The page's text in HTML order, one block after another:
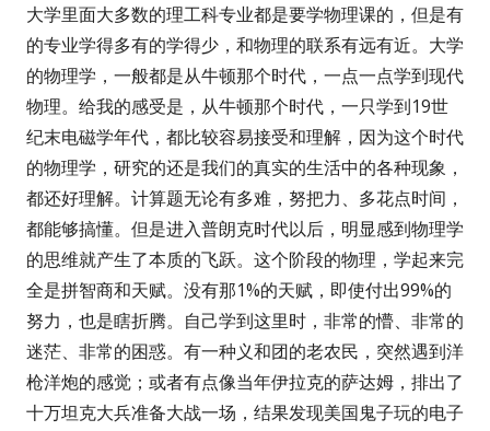
大学里面大多数的理工科专业都是要学物理课的，但是有
的专业学得多有的学得少，和物理的联系有远有近。大学
的物理学，一般都是从牛顿那个时代，一点一点学到现代
物理。给我的感受是，从牛顿那个时代，一只学到19世
纪末电磁学年代，都比较容易接受和理解，因为这个时代
的物理学，研究的还是我们的真实的生活中的各种现象，
都还好理解。计算题无论有多难，努把力、多花点时间，
都能够搞懂。但是进入普朗克时代以后，明显感到物理学
的思维就产生了本质的飞跃。这个阶段的物理，学起来完
全是拼智商和天赋。没有那1%的天赋，即使付出99%的
努力，也是瞎折腾。自己学到这里时，非常的懵、非常的
迷茫、非常的困惑。有一种义和团的老农民，突然遇到洋
枪洋炮的感觉；或者有点像当年伊拉克的萨达姆，排出了
十万坦克大兵准备大战一场，结果发现美国鬼子玩的电子